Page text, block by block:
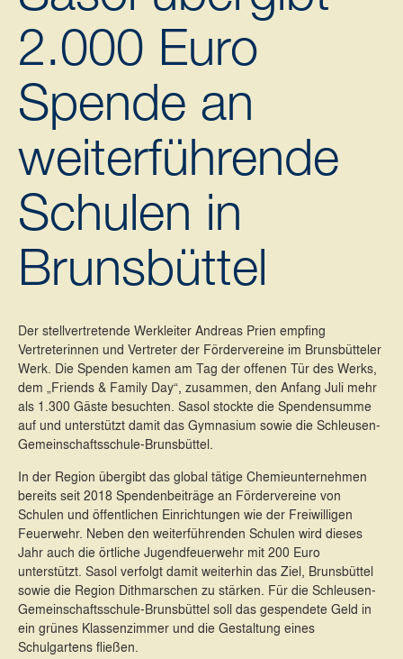
2.000 Euro
Spende an
weiterführende
Schulen in
Brunsbüttel
Der stellvertretende Werkleiter Andreas Prien empfing
Vertreterinnen und Vertreter der Fördervereine im Brunsbütteler
Werk. Die Spenden kamen am Tag der offenen Tür des Werks,
dem „Friends & Family Day“, zusammen, den Anfang Juli mehr
als 1.300 Gäste besuchten. Sasol stockte die Spendensumme
auf und unterstützt damit das Gymnasium sowie die Schleusen-
Gemeinschaftsschule-Brunsbüttel.
In der Region übergibt das global tätige Chemieunternehmen
bereits seit 2018 Spendenbeiträge an Fördervereine von
Schulen und öffentlichen Einrichtungen wie der Freiwilligen
Feuerwehr. Neben den weiterführenden Schulen wird dieses
Jahr auch die örtliche Jugendfeuerwehr mit 200 Euro
unterstützt. Sasol verfolgt damit weiterhin das Ziel, Brunsbüttel
sowie die Region Dithmarschen zu stärken. Für die Schleusen-
Gemeinschaftsschule-Brunsbüttel soll das gespendete Geld in
ein grünes Klassenzimmer und die Gestaltung eines
Schulgartens fließen.